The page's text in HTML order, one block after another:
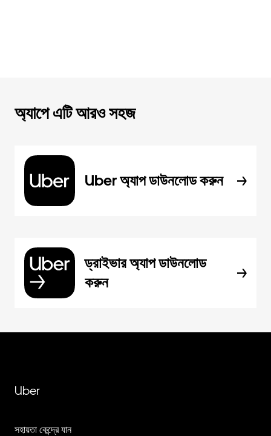
অ্যাপে এটি আরও সহজ
Uber অ্যাপ ডাউনলোড করুন
ড্রাইভার অ্যাপ ডাউনলোড
করুন
Uber
সহায়তা কেন্দ্রে যান